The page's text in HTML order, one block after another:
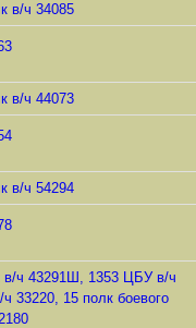
в/ч 34085
в/ч 44073
в/ч 54294
в/ч 43291Ш, 1353 ЦБУ в/ч
33220, 15 полк боевого